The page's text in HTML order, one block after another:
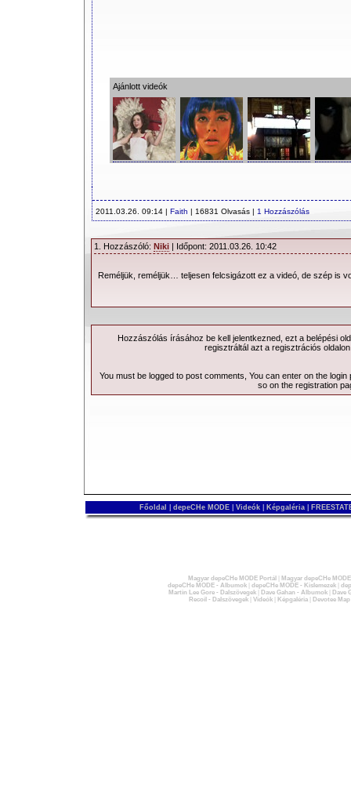
Ajánlott videók
2011.03.26. 09:14 | Faith | 16831 Olvasás | 1 Hozzászólás
1. Hozzászóló: Niki | Időpont: 2011.03.26. 10:42
Reméljük, reméljük… teljesen felcsigázott ez a videó, de szép is
Hozzászólás írásához be kell jelentkezned, ezt a belépési
regisztráltál azt a regisztrációs
You must be logged to post comments, You can enter on the login
so on the registration
Főoldal depeCHe MODE Videók Képgaléria
Magyar depeCHe MODE Portál
Magyar depeCHe
depeCHe MODE - Albumok| depeCHe MODE - Kislemezek|
Martin Lee Gore - Dalszövegek| Dave Gahan - Albumok|
Dave
Recoil - Dalszövegek| Videók| Képgaléria| Devotee Map